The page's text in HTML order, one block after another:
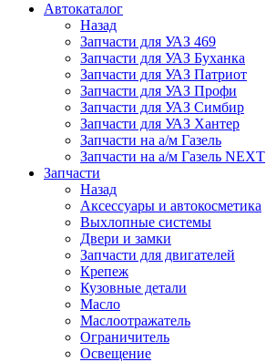
Автокаталог
Назад
Запчасти для УАЗ 469
Запчасти для УАЗ Буханка
Запчасти для УАЗ Патриот
Запчасти для УАЗ Профи
Запчасти для УАЗ Симбир
Запчасти для УАЗ Хантер
Запчасти на а/м Газель
Запчасти на а/м Газель NEXT
Запчасти
Назад
Аксессуары и автокосметика
Выхлопные системы
Двери и замки
Запчасти для двигателей
Крепеж
Кузовные детали
Масло
Маслоотражатель
Ограничитель
Освещение